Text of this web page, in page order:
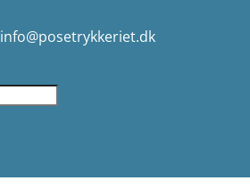
info@posetrykkeriet.dk